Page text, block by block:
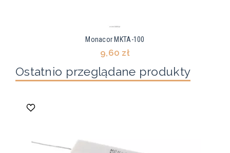
Monacor MKTA-100
9,60 zł
Ostatnio przeglądane produkty